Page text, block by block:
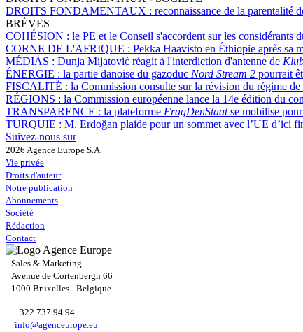
DROITS FONDAMENTAUX : reconnaissance de la parentalité
BRÈVES
COHÉSION : le PE et le Conseil s'accordent sur les considérants
CORNE DE L'AFRIQUE : Pekka Haavisto en Éthiopie après sa
MÉDIAS : Dunja Mijatović réagit à l'interdiction d'antenne de
ÉNERGIE : la partie danoise du gazoduc Nord Stream 2 pourrait
FISCALITÉ : la Commission consulte sur la révision du régime
RÉGIONS : la Commission européenne lance la 14e édition du
TRANSPARENCE : la plateforme FragDenStaatse mobilise
TURQUIE : M. Erdoğan plaide pour un sommet avec l’UE d’ici
Suivez-nous sur
2026 Agence Europe S.A.
Vie privée
Droits d'auteur
Notre publication
Abonnements
Société
Rédaction
Contact
Sales & Marketing
Avenue de Cortenbergh 66
1000 Bruxelles - Belgique
+322 737 94 94
info@agenceurope.eu